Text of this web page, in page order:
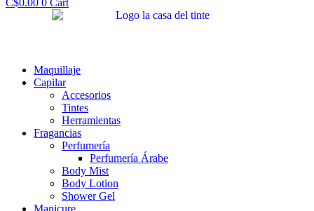
C$0.00 0 Cart
Maquillaje
Capilar
Accesorios
Tintes
Herramientas
Fragancias
Perfumería
Perfumería Árabe
Body Mist
Body Lotion
Shower Gel
Manicure